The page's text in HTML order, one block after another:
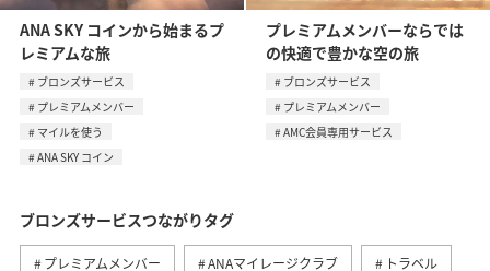
ANA SKY コインから始まるプ
レミアムな旅
ブロンズサービス
プレミアムメンバー
マイルを使う
ANA SKY コイン
プレミアムメンバーならでは
の快適で豊かな空の旅
ブロンズサービス
プレミアムメンバー
AMC会員専用サービス
ブロンズサービスつながりタグ
プレミアムメンバー ANAマイレージクラブ トラベル